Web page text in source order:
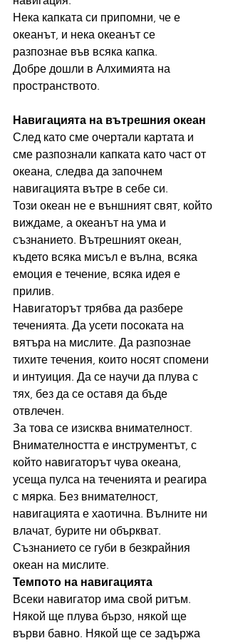
Нека капката си припомни, че е
океанът, и нека океанът се
разпознае във всяка капка.
Добре дошли в Алхимията на
пространството.
Навигацията на вътрешния океан
След като сме очертали картата и
сме разпознали капката като част от
океана, следва да започнем
навигацията вътре в себе си.
Този океан не е външният свят, който
виждаме, а океанът на ума и
съзнанието. Вътрешният океан,
където всяка мисъл е вълна, всяка
емоция е течение, всяка идея е
прилив.
Навигаторът трябва да разбере
теченията. Да усети посоката на
вятъра на мислите. Да разпознае
тихите течения, които носят спомени
и интуиция. Да се научи да плува с
тях, без да се оставя да бъде
отвлечен.
За това се изисква внимателност.
Внимателността е инструментът, с
който навигаторът чува океана,
усеща пулса на теченията и реагира
с мярка. Без внимателност,
навигацията е хаотична. Вълните ни
влачат, бурите ни объркват.
Съзнанието се губи в безкрайния
океан на мислите.
Темпото на навигацията
Всеки навигатор има свой ритъм.
Някой ще плува бързо, някой ще
върви бавно. Някой ще се задържа